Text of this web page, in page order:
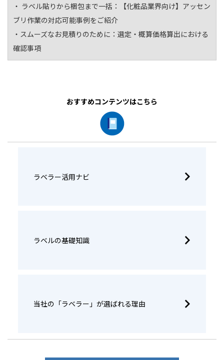
・ ラベル貼りから梱包まで一括：
【化粧品業界向け】アッセン
ブリ作業の対応可能事例をご紹介
・スムーズなお見積りのために： 選定・概算価格算出における
確認事項
おすすめコンテンツはこちら
ラベラー活用ナビ
ラベルの基礎知識
当社の「ラベラー」が選ばれる理由